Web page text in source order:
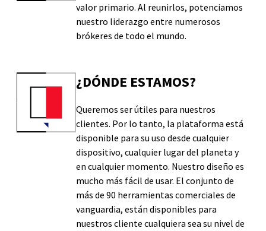
valor primario. Al reunirlos, potenciamos
nuestro liderazgo entre numerosos
brókeres de todo el mundo.
¿DÓNDE ESTAMOS?
Queremos ser útiles para nuestros
clientes. Por lo tanto, la plataforma está
disponible para su uso desde cualquier
dispositivo, cualquier lugar del planeta y
en cualquier momento. Nuestro diseño es
mucho más fácil de usar. El conjunto de
más de 90 herramientas comerciales de
vanguardia, están disponibles para
nuestros cliente cualquiera sea su nivel de